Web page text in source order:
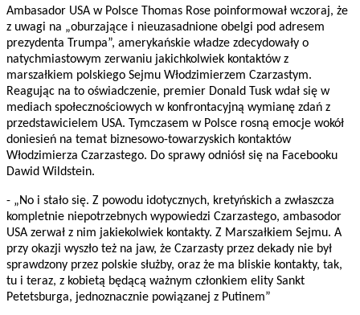
Ambasador USA w Polsce Thomas Rose poinformował wczoraj, że
z uwagi na „oburzające i nieuzasadnione obelgi pod adresem
prezydenta Trumpa”, amerykańskie władze zdecydowały o
natychmiastowym zerwaniu jakichkolwiek kontaktów z
marszałkiem polskiego Sejmu Włodzimierzem Czarzastym.
Reagując na to oświadczenie, premier Donald Tusk wdał się w
mediach społecznościowych w konfrontacyjną wymianę zdań z
przedstawicielem USA. Tymczasem w Polsce rosną emocje wokół
doniesień na temat biznesowo-towarzyskich kontaktów
Włodzimierza Czarzastego. Do sprawy odniósł się na Facebooku
Dawid Wildstein.
- „No i stało się. Z powodu idotycznych, kretyńskich a zwłaszcza
kompletnie niepotrzebnych wypowiedzi Czarzastego, ambasodor
USA zerwał z nim jakiekolwiek kontakty. Z Marszałkiem Sejmu. A
przy okazji wyszło też na jaw, że Czarzasty przez dekady nie był
sprawdzony przez polskie służby, oraz że ma bliskie kontakty, tak,
tu i teraz, z kobietą będącą ważnym członkiem elity Sankt
Petetsburga, jednoznacznie powiązanej z Putinem”